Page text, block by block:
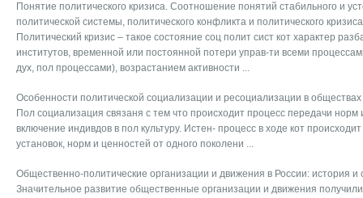
Понятие политического кризиса. Соотношение понятий стабильного и
политической системы, политического конфликта и политического кризиса
Политический кризис – такое состояние соц полит сист кот характер
институтов, временной или постоянной потери управ-ти всеми
дух, пол процессами), возрастанием активности ...
Особенности политической социализации и ресоциализации в обществах
Пол социализация связаня с тем что происходит процесс передачи
включение индивдов в пол культуру. Истен- процесс в ходе кот
установок, норм и ценностей от одного поколени ...
Общественно-политические организации и движения в России: история и
Значительное развитие общественные организации и движения